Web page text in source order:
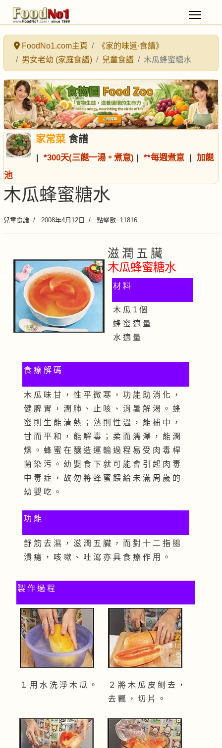
FoodNo1.com主頁
《家的味道·食譜》
男女老幼 (家庭食譜)
兒童食譜 木瓜蜂蜜糖水
家常菜食譜
| *300天(三餸一湯。煮意) | **每週煮意 | 加餸
池
木瓜蜂蜜糖水
兒童食譜 2008年4月12日 點擊數: 11816
滋 潤 五 臟
木瓜蜂蜜糖水
材 料
木 瓜 1 個
蜂 蜜 適 量
水 適 量
食 療 解 碼
木 瓜 味 甘 ， 性 平 微 寒 ， 功 能 助 消 化 ，
健 脾 胃 ， 潤 肺 、 止 咳 、 消 暑 解 渴 。 蜂
蜜 則 生 能 清 熱 ； 熟 則 性 溫 ， 能 補 中 ，
甘 而 平 和 ， 能 解 毒 ； 柔 而 濡 澤 ， 能 潤
燥 。 蜂 蜜 在 釀 造 運 輸 過 程 易 受 肉 毒 桿
菌 染 污 。 幼 嬰 食 下 就 可 能 會 引 起 肉 毒
中 毒 症 ， 故 勿 將 蜂 蜜 餵 給 未 滿 周 歲 的
幼 嬰 吃 。
功 能
舒 筋 去 濕 ， 滋 潤 五 臟 ， 而 對 十 二 指 腸
潰 瘍 ， 咳 嗽 、 吐 瀉 亦 具 食 療 作 用 。
製 作 過 程
１ 用 水 洗 淨 木 瓜 。
２ 將 木 瓜 皮 刨 去 ，
去 瓤 ， 切 片 。